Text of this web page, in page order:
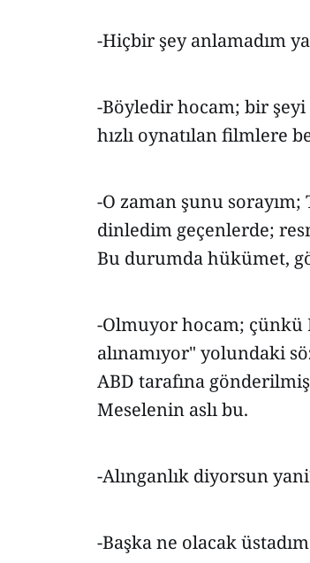
-Hiçbir şey anlamadım
-Böyledir hocam; bir
hızlı oynatılan filmlere
-O zaman şunu
dinledim geçenlerde;
Bu durumda hükümet,
-Olmuyor hocam; çünkü
alınamıyor" yolundaki
ABD tarafına
Meselenin aslı bu.
-Alınganlık diyorsun
-Başka ne olacak